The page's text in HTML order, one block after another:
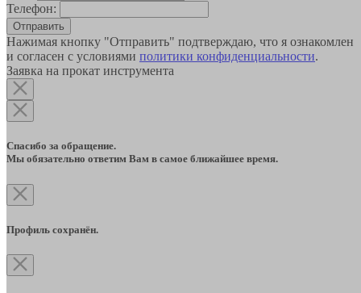
Телефон:
Отправить
Нажимая кнопку "Отправить" подтверждаю, что я ознакомлен
и согласен с условиями политики конфиденциальности.
Заявка на прокат инструмента
Спасибо за обращение.
Мы обязательно ответим Вам в самое ближайшее время.
Профиль сохранён.